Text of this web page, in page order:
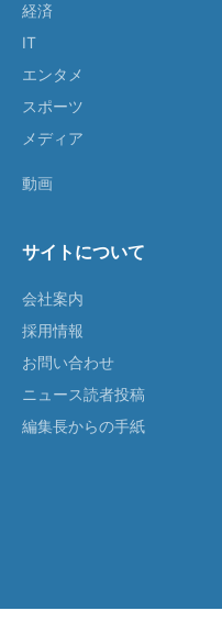
経済
IT
エンタメ
スポーツ
メディア
動画
サイトについて
会社案内
採用情報
お問い合わせ
ニュース読者投稿
編集長からの手紙